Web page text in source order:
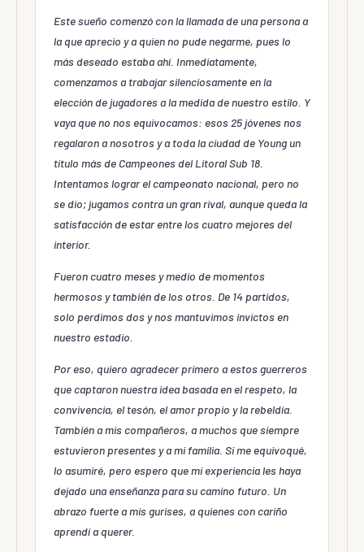
Este sueño comenzó con la llamada de una persona a
la que aprecio y a quien no pude negarme, pues lo
más deseado estaba ahí. Inmediatamente,
comenzamos a trabajar silenciosamente en la
elección de jugadores a la medida de nuestro estilo. Y
vaya que no nos equivocamos: esos 25 jóvenes nos
regalaron a nosotros y a toda la ciudad de Young un
título más de Campeones del Litoral Sub 18.
Intentamos lograr el campeonato nacional, pero no
se dio; jugamos contra un gran rival, aunque queda la
satisfacción de estar entre los cuatro mejores del
interior.
Fueron cuatro meses y medio de momentos
hermosos y también de los otros. De 14 partidos,
solo perdimos dos y nos mantuvimos invictos en
nuestro estadio.
Por eso, quiero agradecer primero a estos guerreros
que captaron nuestra idea basada en el respeto, la
convivencia, el tesón, el amor propio y la rebeldía.
También a mis compañeros, a muchos que siempre
estuvieron presentes y a mi familia. Si me equivoqué,
lo asumiré, pero espero que mi experiencia les haya
dejado una enseñanza para su camino futuro. Un
abrazo fuerte a mis gurises, a quienes con cariño
aprendí a querer.